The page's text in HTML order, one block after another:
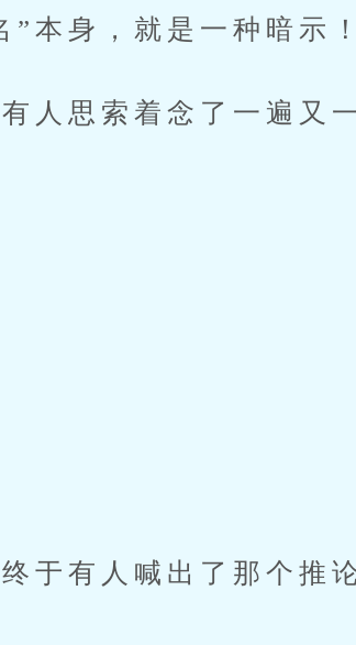
”本身，就是一种暗示！
人思索着念了一遍又
于有人喊出了那个